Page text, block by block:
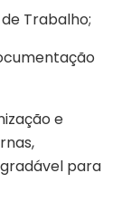
Trabalho;
e
para